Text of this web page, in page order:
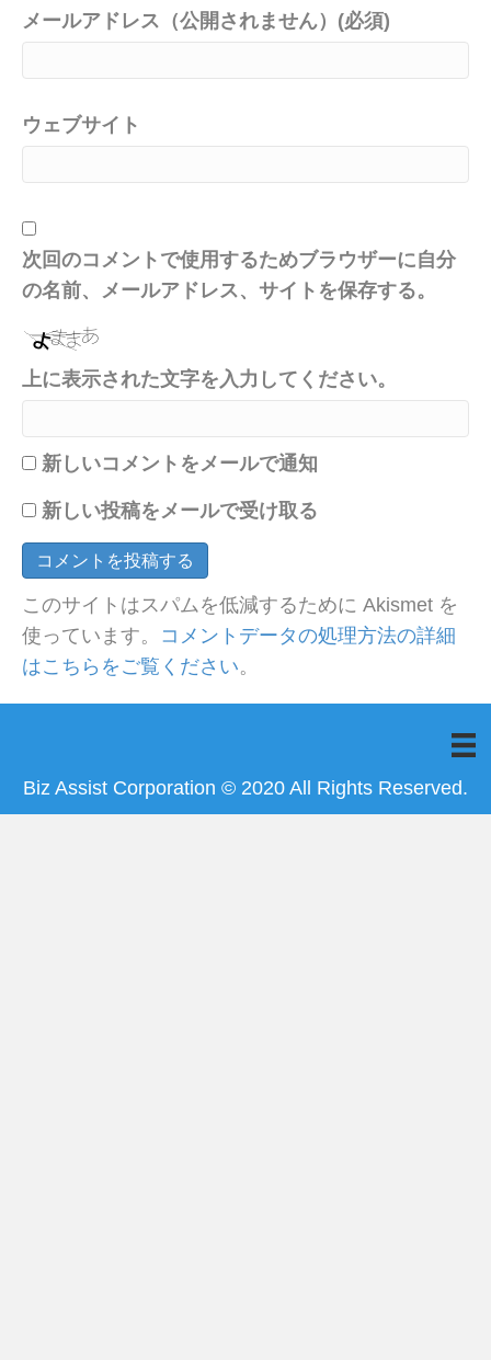
メールアドレス（公開されません）(必須)
ウェブサイト
次回のコメントで使用するためブラウザーに自分
の名前、メールアドレス、サイトを保存する。
上に表示された文字を入力してください。
新しいコメントをメールで通知
新しい投稿をメールで受け取る
このサイトはスパムを低減するために Akismet を
使っています。 コメントデータの処理方法の詳細
はこちらをご覧ください。
Biz Assist Corporation © 2020 All Rights Reserved.